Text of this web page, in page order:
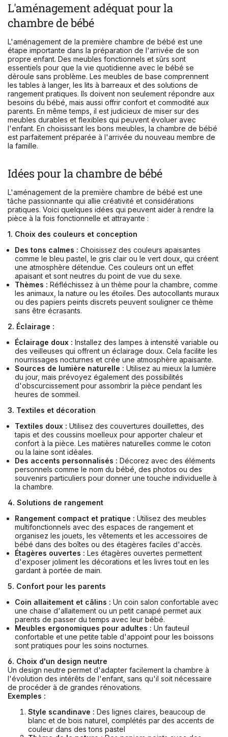
L'aménagement adéquat pour la
chambre de bébé
L'aménagement de la première chambre de bébé est une
étape importante dans la préparation de l'arrivée de son
propre enfant. Des meubles fonctionnels et sûrs sont
essentiels pour que la vie quotidienne avec le bébé se
déroule sans problème. Les meubles de base comprennent
les tables à langer, les lits à barreaux et des solutions de
rangement pratiques. Ils doivent non seulement répondre aux
besoins du bébé, mais aussi offrir confort et commodité aux
parents. En même temps, il est judicieux de miser sur des
meubles durables et flexibles qui peuvent évoluer avec
l'enfant. En choisissant les bons meubles, la chambre de bébé
est parfaitement préparée à l'arrivée du nouveau membre de
la famille.
Idées pour la chambre de bébé
L'aménagement de la première chambre de bébé est une
tâche passionnante qui allie créativité et considérations
pratiques. Voici quelques idées qui peuvent aider à rendre la
pièce à la fois fonctionnelle et attrayante :
1. Choix des couleurs et conception
Des tons calmes : Choisissez des couleurs apaisantes
comme le bleu pastel, le gris clair ou le vert doux, qui créent
une atmosphère détendue. Ces couleurs ont un effet
apaisant et sont neutres du point de vue du sexe.
Thèmes : Réfléchissez à un thème pour la chambre, comme
les animaux, la nature ou les étoiles. Des autocollants muraux
ou des papiers peints discrets peuvent souligner ce thème
sans être écrasants.
2. Éclairage :
Éclairage doux : Installez des lampes à intensité variable ou
des veilleuses qui offrent un éclairage doux. Cela facilite les
nourrissages nocturnes et crée une atmosphère apaisante.
Sources de lumière naturelle : Utilisez au mieux la lumière
du jour, mais prévoyez également des possibilités
d'obscurcissement pour assombrir la pièce pendant les
heures de sommeil.
3. Textiles et décoration
Textiles doux : Utilisez des couvertures douillettes, des
tapis et des coussins moelleux pour apporter chaleur et
confort à la pièce. Les matières naturelles comme le coton
ou la laine sont idéales.
Des accents personnalisés : Décorez avec des éléments
personnels comme le nom du bébé, des photos ou des
souvenirs particuliers pour donner une touche individuelle à
la chambre.
4. Solutions de rangement
Rangement compact et pratique : Utilisez des meubles
multifonctionnels avec des espaces de rangement et
organisez les jouets, les vêtements et les accessoires de
bébé dans des boîtes ou des étagères faciles d'accès.
Étagères ouvertes : Les étagères ouvertes permettent
d'exposer joliment les décorations et les livres tout en les
gardant à portée de main.
5. Confort pour les parents
Coin allaitement et câlins : Un coin salon confortable avec
une chaise d'allaitement ou un petit canapé permet aux
parents de passer du temps avec leur bébé.
Meubles ergonomiques pour adultes : Un fauteuil
confortable et une petite table d'appoint pour les boissons
sont pratiques pour les soins nocturnes.
6. Choix d'un design neutre
Un design neutre permet d'adapter facilement la chambre à
l'évolution des intérêts de l'enfant, sans qu'il soit nécessaire
de procéder à de grandes rénovations.
Exemples :
Style scandinave : Des lignes claires, beaucoup de
blanc et de bois naturel, complétés par des accents de
couleur dans des tons pastel